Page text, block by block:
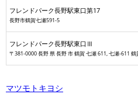
フレンドパーク長野駅東口第17
長野市鶴賀七瀬591-5
フレンドパーク長野駅東口Ⅲ
〒381-0000 長野 県 長野 市 鶴賀 七瀬 611, 七瀬-611 鶴
マツモトキヨシ